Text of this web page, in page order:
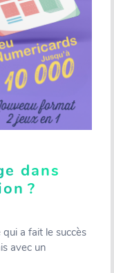
dans
?
a fait le succès
avec un